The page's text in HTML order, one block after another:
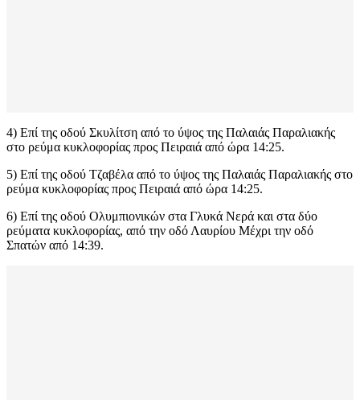
4) Επί της οδού Σκυλίτση από το ύψος της Παλαιάς Παραλιακής
στο ρεύμα κυκλοφορίας προς Πειραιά από ώρα 14:25.
5) Επί της οδού Τζαβέλα από το ύψος της Παλαιάς Παραλιακής στο
ρεύμα κυκλοφορίας προς Πειραιά από ώρα 14:25.
6) Επί της οδού Ολυμπιονικών στα Γλυκά Νερά και στα δύο
ρεύματα κυκλοφορίας, από την οδό Λαυρίου Μέχρι την οδό
Σπατών από 14:39.